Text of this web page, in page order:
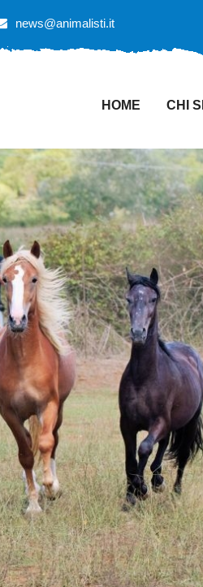
news@animalisti.it
HOME CHI